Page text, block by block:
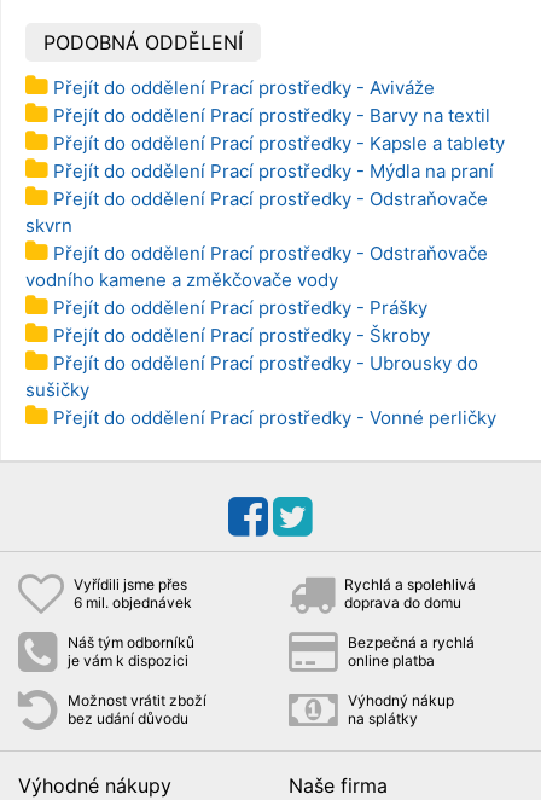
PODOBNÁ ODDĚLENÍ
Přejít do oddělení Prací prostředky - Aviváže
Přejít do oddělení Prací prostředky - Barvy na textil
Přejít do oddělení Prací prostředky - Kapsle a tablety
Přejít do oddělení Prací prostředky - Mýdla na praní
Přejít do oddělení Prací prostředky - Odstraňovače
skvrn
Přejít do oddělení Prací prostředky - Odstraňovače
vodního kamene a změkčovače vody
Přejít do oddělení Prací prostředky - Prášky
Přejít do oddělení Prací prostředky - Škroby
Přejít do oddělení Prací prostředky - Ubrousky do
sušičky
Přejít do oddělení Prací prostředky - Vonné perličky
Vyřídili jsme přes
6 mil. objednávek
Rychlá a spolehlivá
doprava do domu
Náš tým odborníků
je vám k dispozici
Bezpečná a rychlá
online platba
Možnost vrátit zboží
bez udání důvodu
Výhodný nákup
na splátky
Výhodné nákupy Naše firma